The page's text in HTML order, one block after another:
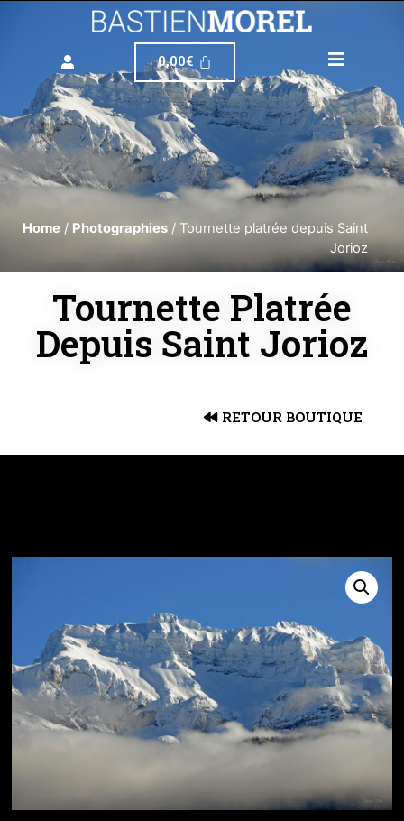
0,00€
Home / Photographies / Tournette platrée depuis Saint
Jorioz
Tournette Platrée
Depuis Saint Jorioz
RETOUR BOUTIQUE